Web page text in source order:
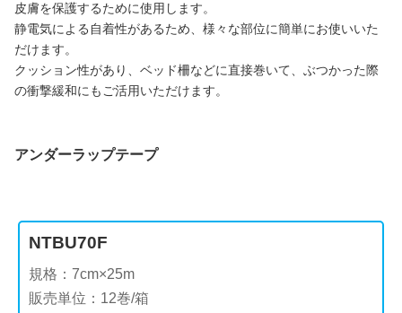
皮膚を保護するために使用します。
静電気による自着性があるため、様々な部位に簡単にお使いいた
だけます。
クッション性があり、ベッド柵などに直接巻いて、ぶつかった際
の衝撃緩和にもご活用いただけます。
アンダーラップテープ
NTBU70F
規格：7cm×25m
販売単位：12巻/箱